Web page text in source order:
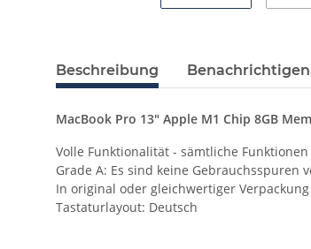
Beschreibung
MacBook Pro 13" Apple M1 Chip 8GB
Volle Funktionalität - sämtliche
Grade A: Es sind keine Gebrauchsspuren
In original oder gleichwertiger Verpackung
Tastaturlayout: Deutsch